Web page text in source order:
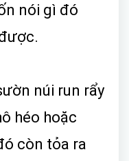
nói gì đó
núi run rẩy
héo hoặc
còn tỏa ra